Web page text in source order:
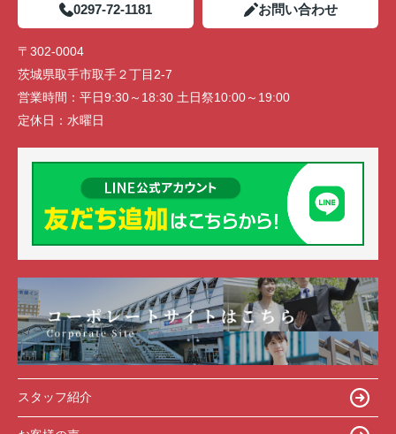
0297-72-1181 お問い合わせ
〒302-0004
茨城県取手市取手２丁目2-7
営業時間： 平日9:30～18:30 土日祭10:00～19:00
定休日： 水曜日
スタッフ紹介